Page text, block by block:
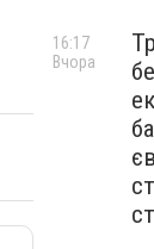
16:17
Вчора